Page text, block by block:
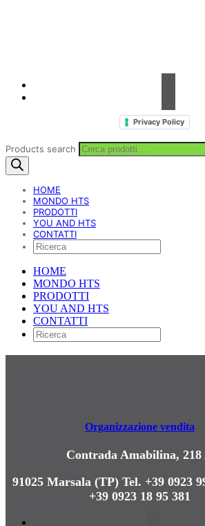
Privacy Policy
Products search
HOME
MONDO HTS
PRODOTTI
YOU AND HTS
CONTATTI
HOME
MONDO HTS
PRODOTTI
YOU AND HTS
CONTATTI
Organizzazione vendita
Contrada Amabilina, 218
91025 Marsala (TP)Tel. +39 0923
+39 0923 18 95 381